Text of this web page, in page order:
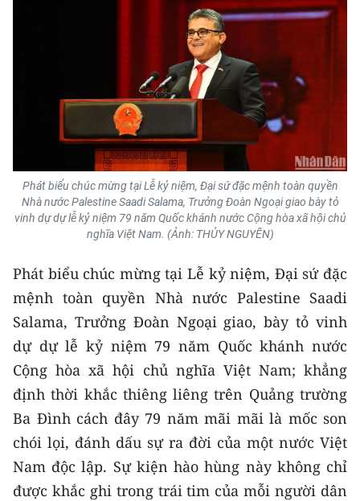
Phát biểu chúc mừng tại Lễ kỷ niệm, Đại sứ đặc mệnh toàn quyền
Nhà nước Palestine Saadi Salama, Trưởng Đoàn Ngoại giao bày tỏ
vinh dự dự lễ kỷ niệm 79 năm Quốc khánh nước Cộng hòa xã hội chủ
nghĩa Việt Nam. (Ảnh: THỦY NGUYÊN)
Phát biểu chúc mừng tại Lễ kỷ niệm, Đại sứ đặc
mệnh toàn quyền Nhà nước Palestine Saadi
Salama, Trưởng Đoàn Ngoại giao, bày tỏ vinh
dự dự lễ kỷ niệm 79 năm Quốc khánh nước
Cộng hòa xã hội chủ nghĩa Việt Nam; khẳng
định thời khắc thiêng liêng trên Quảng trường
Ba Đình cách đây 79 năm mãi mãi là mốc son
chói lọi, đánh dấu sự ra đời của một nước Việt
Nam độc lập. Sự kiện hào hùng này không chỉ
được khắc ghi trong trái tim của mỗi người dân